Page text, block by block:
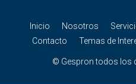
Inicio Nosotros
Contacto
Temas de
© Gespron todos los